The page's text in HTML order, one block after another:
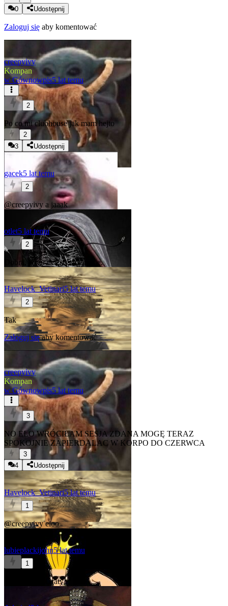
0
Udostępnij
Zaloguj się aby komentować
creepyivy
Kompan
w Gównowpis5 lat temu
2
Po co mi clubhouse jak mam hejto
2
3
Udostępnij
gacek5 lat temu
2
@creepyivy a jaaak
otlet5 lat temu
2
Dobra, wygrałeś, zgadzam się.
Havelock_Vetinari5 lat temu
2
Tak
Zaloguj sięaby komentować
creepyivy
Kompan
w Gównowpis5 lat temu
3
NO ELO WRÓCIŁAM SESJA ZDANA MOGĘ TERAZ
SPOKOJNIE ZAPIERDALAC W KORPO DO CZERWCA
3
4
Udostępnij
Havelock_Vetinari5 lat temu
1
@creepyivyeloo
lubieplackijohn5 lat temu
1
Graty!